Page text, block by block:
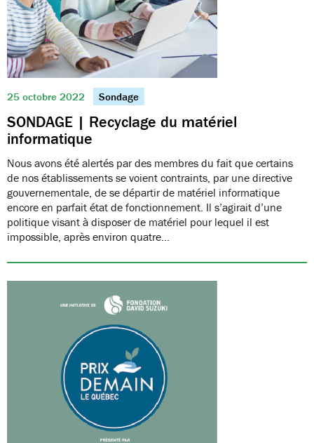
25 octobre 2022 Sondage
SONDAGE | Recyclage du matériel
informatique
Nous avons été alertés par des membres du fait que certains
de nos établissements se voient contraints, par une directive
gouvernementale, de se départir de matériel informatique
encore en parfait état de fonctionnement. Il s’agirait d’une
politique visant à disposer de matériel pour lequel il est
impossible, après environ quatre…